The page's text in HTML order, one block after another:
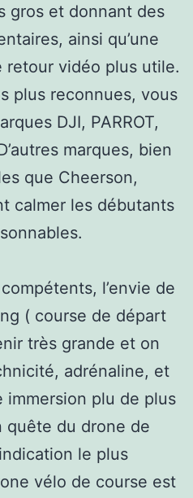
gros et donnant des
ainsi qu’une
retour vidéo plus utile.
plus reconnues, vous
DJI, PARROT,
marques, bien
que Cheerson,
calmer les débutants
l’envie de
( course de départ
très grande et on
adrénaline, et
plu de plus
quête du drone de
le plus
vélo de course est